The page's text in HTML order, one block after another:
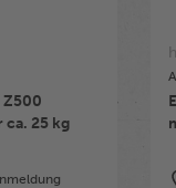
Z500
3,5x30mm Rolle ca. 30mtr ca. 25 kg